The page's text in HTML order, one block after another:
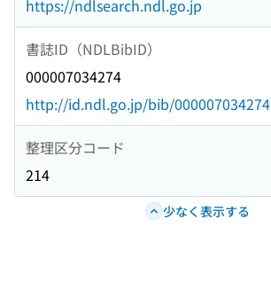
https://ndlsearch.ndl.go.jp
書誌ID（NDLBibID）
000007034274
http://id.ndl.go.jp/bib/000007034274
整理区分コード
214
少なく表示する